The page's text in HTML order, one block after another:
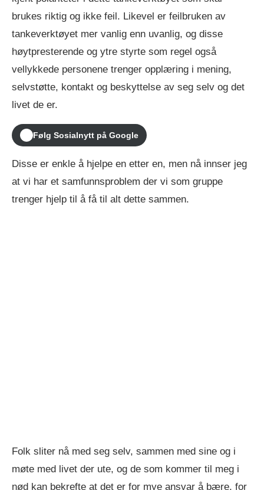
brukes riktig og ikke feil. Likevel er feilbruken av
tankeverktøyet mer vanlig enn uvanlig, og disse
høytpresterende og ytre styrte som regel også
vellykkede personene trenger opplæring i mening,
selvstøtte, kontakt og beskyttelse av seg selv og det
livet de er.
Følg Sosialnytt på Google
Disse er enkle å hjelpe en etter en, men nå innser jeg
at vi har et samfunnsproblem der vi som gruppe
trenger hjelp til å få til alt dette sammen.
Folk sliter nå med seg selv, sammen med sine og i
møte med livet der ute, og de som kommer til meg i
nød kan bekrefte at det er for mye ansvar å bære, for